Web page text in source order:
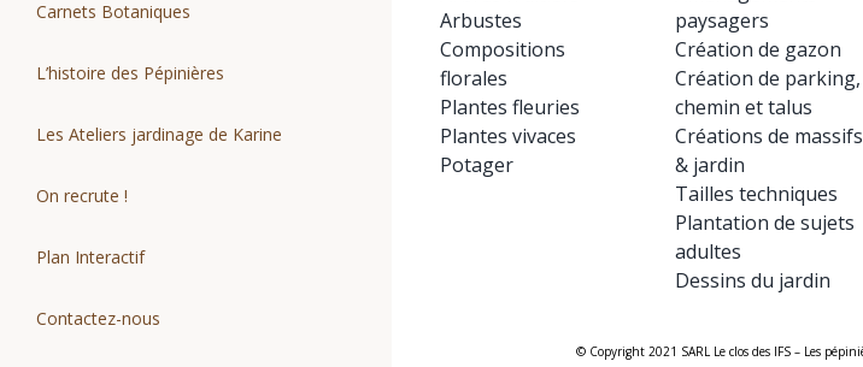
Carnets Botaniques
L’histoire des Pépinières
Les Ateliers jardinage de Karine
On recrute !
Plan Interactif
Contactez-nous
Arbustes
Compositions
florales
Plantes fleuries
Plantes vivaces
Potager
paysagers
Création de gazon
Création de parking,
chemin et talus
Créations de massifs
& jardin
Tailles techniques
Plantation de sujets
adultes
Dessins du jardin
© Copyright 2021 SARL Le clos des IFS – Les